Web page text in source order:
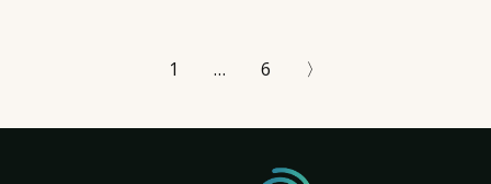
1 … 6 〉